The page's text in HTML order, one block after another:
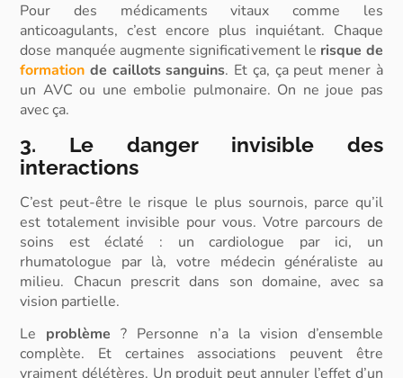
Pour des médicaments vitaux comme les
anticoagulants, c’est encore plus inquiétant. Chaque
dose manquée augmente significativement le risque de
formation de caillots sanguins. Et ça, ça peut mener à
un AVC ou une embolie pulmonaire. On ne joue pas
avec ça.
3. Le danger invisible des
interactions
C’est peut-être le risque le plus sournois, parce qu’il
est totalement invisible pour vous. Votre parcours de
soins est éclaté : un cardiologue par ici, un
rhumatologue par là, votre médecin généraliste au
milieu. Chacun prescrit dans son domaine, avec sa
vision partielle.
Le problème ? Personne n’a la vision d’ensemble
complète. Et certaines associations peuvent être
vraiment délétères. Un produit peut annuler l’effet d’un